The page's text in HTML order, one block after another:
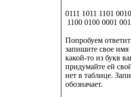
0111 1011 1101
1100 0100 0001
Попробуем
запишите свое
какой-то из букв
придумайте ей
нет в таблице.
обозначает.